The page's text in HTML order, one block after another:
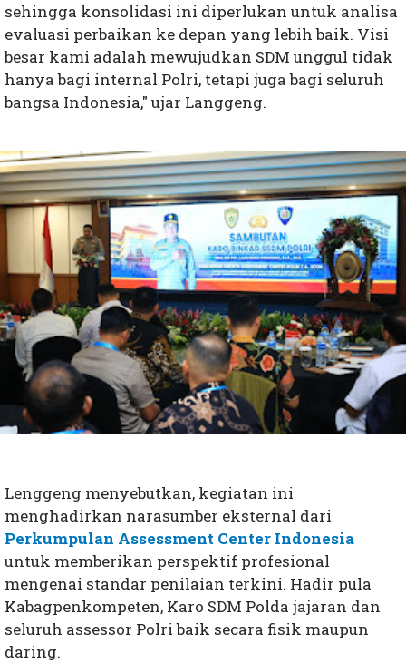
sehingga konsolidasi ini diperlukan untuk analisa
evaluasi perbaikan ke depan yang lebih baik. Visi
besar kami adalah mewujudkan SDM unggul tidak
hanya bagi internal Polri, tetapi juga bagi seluruh
bangsa Indonesia," ujar Langgeng.
Lenggeng menyebutkan, kegiatan ini
menghadirkan narasumber eksternal dari
Perkumpulan Assessment Center Indonesia
untuk memberikan perspektif profesional
mengenai standar penilaian terkini. Hadir pula
Kabagpenkompeten, Karo SDM Polda jajaran dan
seluruh assessor Polri baik secara fisik maupun
daring.